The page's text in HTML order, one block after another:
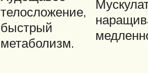
телосложение,
быстрый
метаболизм.